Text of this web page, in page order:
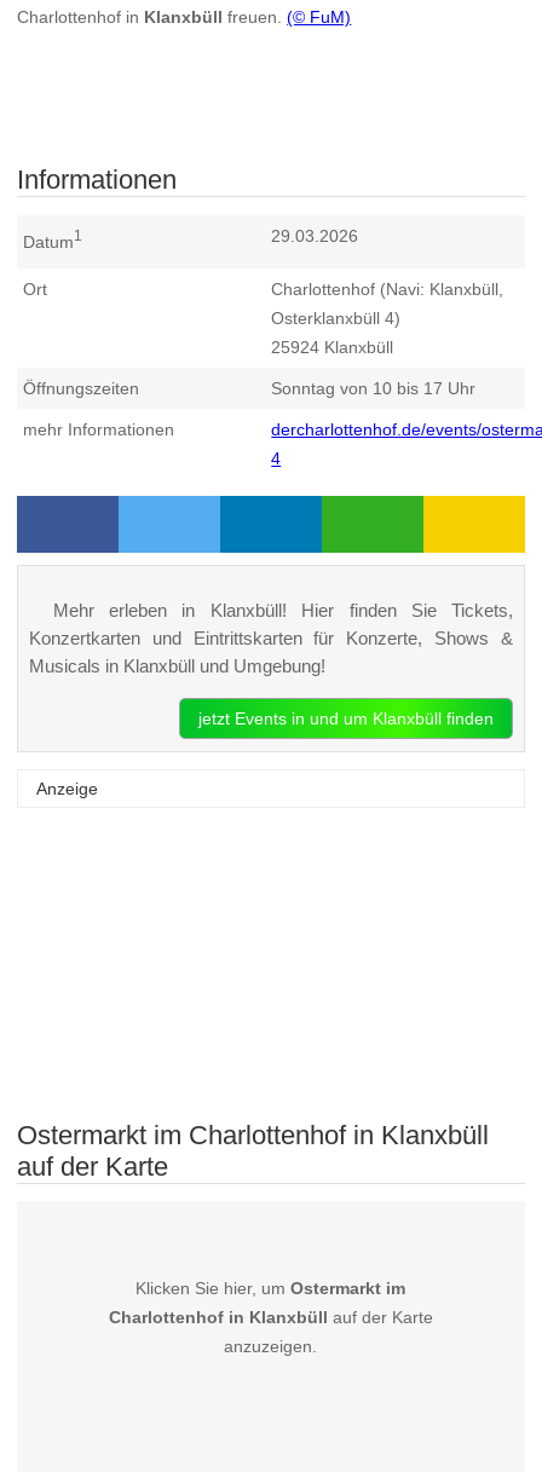
Charlottenhof in Klanxbüll freuen.(© FuM)
Informationen
Datum1 29.03.2026
Ort
Charlottenhof (Navi: Klanxbüll,
Osterklanxbüll 4)
25924 Klanxbüll
Öffnungszeiten Sonntag von 10 bis 17 Uhr
mehr Informationen
dercharlottenhof.de/events/
4
Mehr erleben in Klanxbüll! Hier finden Sie Tickets,
Konzertkarten und Eintrittskarten für Konzerte, Shows &
Musicals in Klanxbüll und Umgebung!
jetzt Events in und um Klanxbüll finden
Anzeige
Ostermarkt im Charlottenhof in Klanxbüll
auf der Karte
Klicken Sie hier, umOstermarkt im
Charlottenhof in Klanxbüll auf der Karte
anzuzeigen.